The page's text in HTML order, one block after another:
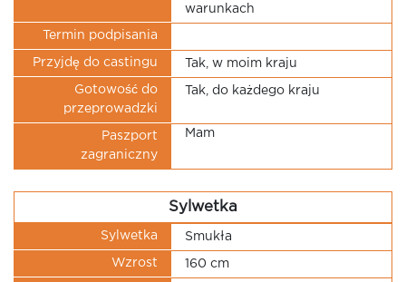
warunkach
Termin podpisania
Przyjdę do castingu Tak, w moim kraju
Gotowość do
przeprowadzki
Tak, do każdego kraju
Paszport
zagraniczny
Mam
Sylwetka
Sylwetka Smukła
Wzrost 160 cm